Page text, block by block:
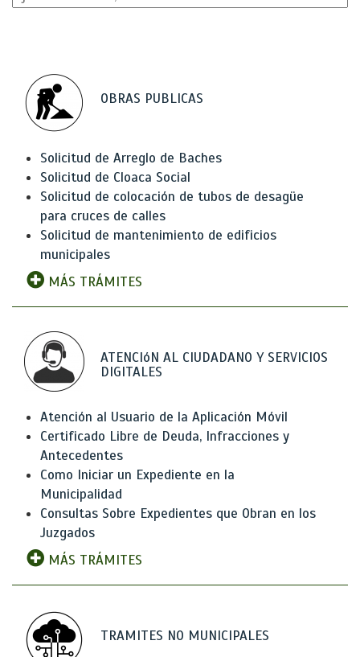
OBRAS PUBLICAS
Solicitud de Arreglo de Baches
Solicitud de Cloaca Social
Solicitud de colocación de tubos de desagüe
para cruces de calles
Solicitud de mantenimiento de edificios
municipales
MÁS TRÁMITES
ATENCIóN AL CIUDADANO Y SERVICIOS
DIGITALES
Atención al Usuario de la Aplicación Móvil
Certificado Libre de Deuda, Infracciones y
Antecedentes
Como Iniciar un Expediente en la
Municipalidad
Consultas Sobre Expedientes que Obran en los
Juzgados
MÁS TRÁMITES
TRAMITES NO MUNICIPALES